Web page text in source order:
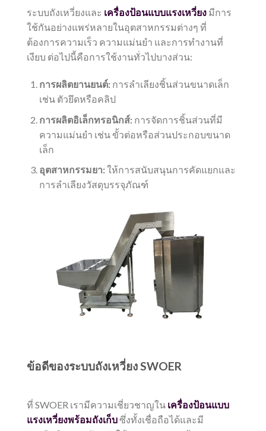
ระบบถังเหวี่ยงและ เครื่องป้อนแบบแรงเหวี่ยง มีการ
ใช้กันอย่างแพร่หลายในอุตสาหกรรมต่างๆ ที่
ต้องการความเร็ว ความแม่นยำ และการทำงานที่
เงียบ ต่อไปนี้คือการใช้งานทั่วไปบางส่วน:
การผลิตยานยนต์:การลำเลียงชิ้นส่วนขนาดเล็ก
เช่น ตัวยึดหรือคลิป
การผลิตอิเล็กทรอนิกส์:การจัดการชิ้นส่วนที่มี
ความแม่นยำ เช่น ขั้วต่อหรือส่วนประกอบขนาด
เล็ก
อุตสาหกรรมยา:ให้การสนับสนุนการคัดแยกและ
การลำเลียงวัสดุบรรจุภัณฑ์
ข้อดีของระบบถังเหวี่ยง SWOER
ที่ SWOER เรามีความเชี่ยวชาญใน เครื่องป้อนแบบ
แรงเหวี่ยงพร้อมถังเก็บซึ่งทั้งเชื่อถือได้และมี